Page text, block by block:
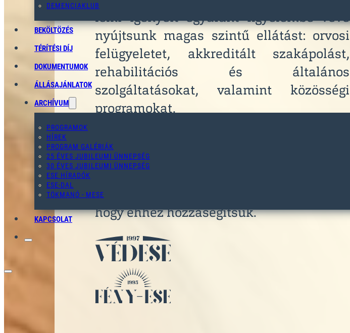
DEMENCIAKLUB
BEKÖLTÖZÉS
TÉRÍTÉSI DÍJ
DOKUMENTUMOK
ÁLLÁSAJÁNLATOK
ARCHÍVUM
PROGRAMOK
HÍREK
PROGRAM GALÉRIÁK
25 ÉVES JUBILEUMI ÜNNEPSÉG
30 ÉVES JUBILEUMI ÜNNEPSÉG
ESE HÍRADÓK
ESE-DAL
TÖKMANÓ - MESE
KAPCSOLAT
lelki igényeit egyaránt figyelembe véve
nyújtsunk magas szintű ellátást: orvosi
felügyeletet, akkreditált szakápolást,
rehabilitációs és általános
szolgáltatásokat, valamint közösségi
programokat.
Hitvallásunk szerint minden ember
megérdemli, hogy szeretetteljes,
ezeket az éveit — mi pedig itt vagyunk,
hogy ehhez hozzásegítsük.